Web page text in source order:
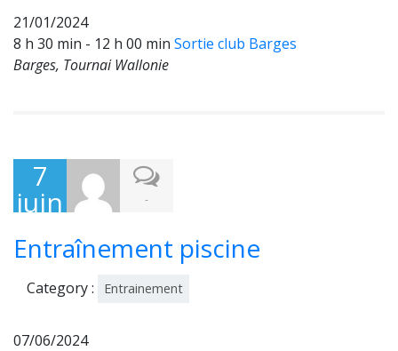
21/01/2024
8 h 30 min - 12 h 00 min Sortie club Barges
Barges, Tournai Wallonie
7
juin
4
-
Entraînement piscine
Category : Entrainement
07/06/2024